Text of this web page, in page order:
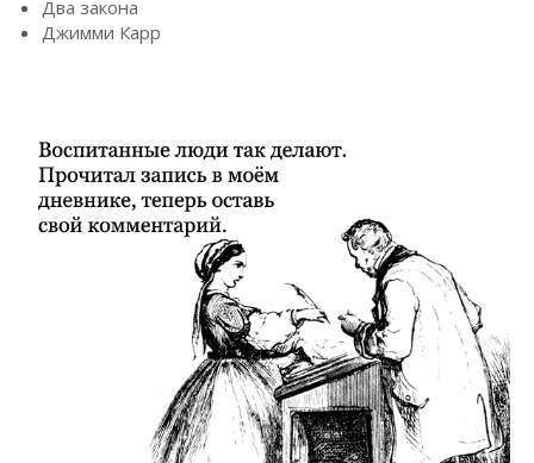
Два закона
Джимми Карр